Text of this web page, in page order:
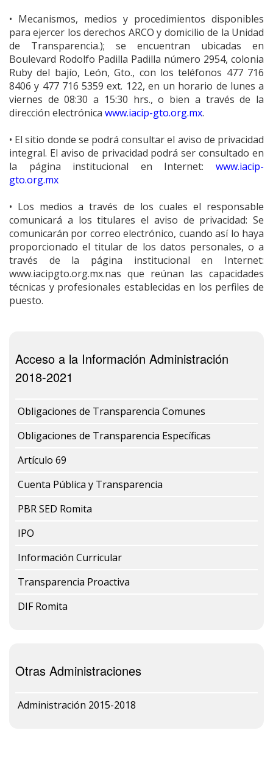
• Mecanismos, medios y procedimientos disponibles
para ejercer los derechos ARCO y domicilio de la Unidad
de Transparencia.); se encuentran ubicadas en
Boulevard Rodolfo Padilla Padilla número 2954, colonia
Ruby del bajío, León, Gto., con los teléfonos 477 716
8406 y 477 716 5359 ext. 122, en un horario de lunes a
viernes de 08:30 a 15:30 hrs., o bien a través de la
dirección electrónica www.iacip-gto.org.mx.
• El sitio donde se podrá consultar el aviso de privacidad
integral. El aviso de privacidad podrá ser consultado en
la página institucional en Internet: www.iacip-
gto.org.mx
• Los medios a través de los cuales el responsable
comunicará a los titulares el aviso de privacidad: Se
comunicarán por correo electrónico, cuando así lo haya
proporcionado el titular de los datos personales, o a
través de la página institucional en Internet:
www.iacipgto.org.mx.nas que reúnan las capacidades
técnicas y profesionales establecidas en los perfiles de
puesto.
Acceso a la Información Administración
2018-2021
Obligaciones de Transparencia Comunes
Obligaciones de Transparencia Específicas
Artículo 69
Cuenta Pública y Transparencia
PBR SED Romita
IPO
Información Curricular
Transparencia Proactiva
DIF Romita
Otras Administraciones
Administración 2015-2018